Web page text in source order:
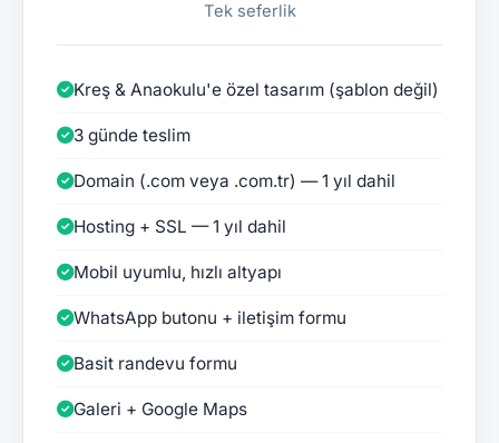
Tek seferlik
Kreş & Anaokulu'e özel tasarım (şablon değil)
3 günde teslim
Domain (.com veya .com.tr) — 1 yıl dahil
Hosting + SSL — 1 yıl dahil
Mobil uyumlu, hızlı altyapı
WhatsApp butonu + iletişim formu
Basit randevu formu
Galeri + Google Maps